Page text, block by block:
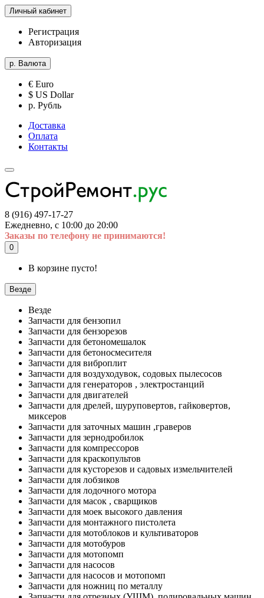
Личный кабинет
Регистрация
Авторизация
р. Валюта
€ Euro
$ US Dollar
р. Рубль
Доставка
Оплата
Контакты
8 (916) 497-17-27
Ежедневно, с 10:00 до 20:00
Заказы по телефону не принимаются!
0
В корзине пусто!
Везде
Везде
Запчасти для бензопил
Запчасти для бензорезов
Запчасти для бетономешалок
Запчасти для бетоносмесителя
Запчасти для виброплит
Запчасти для воздуходувок, содовых пылесосов
Запчасти для генераторов , электростанций
Запчасти для двигателей
Запчасти для дрелей, шуруповертов, гайковертов,
миксеров
Запчасти для заточных машин ,граверов
Запчасти для зернодробилок
Запчасти для компрессоров
Запчасти для краскопультов
Запчасти для кусторезов и садовых измельчителей
Запчасти для лобзиков
Запчасти для лодочного мотора
Запчасти для масок , сварщиков
Запчасти для моек высокого давления
Запчасти для монтажного пистолета
Запчасти для мотоблоков и культиваторов
Запчасти для мотобуров
Запчасти для мотопомп
Запчасти для насосов
Запчасти для насосов и мотопомп
Запчасти для ножниц по металлу